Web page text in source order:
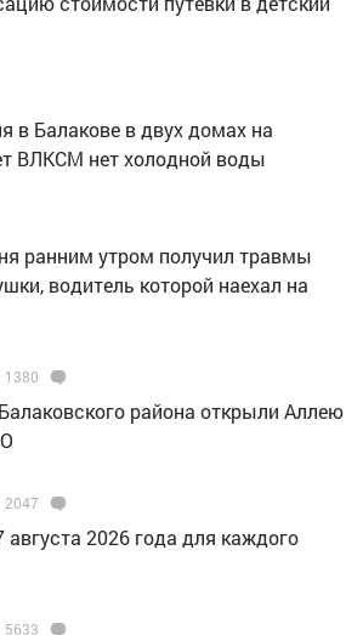
в Балакове в двух домах на
ВЛКСМ нет холодной воды
ранним утром получил травмы
водитель которой наехал на
1380
района открыли Аллею
2047
августа 2026 года для каждого
5633